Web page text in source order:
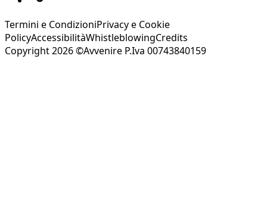
Termini e CondizioniPrivacy e Cookie
PolicyAccessibilitàWhistleblowingCredits
Copyright 2026 ©Avvenire P.Iva 00743840159